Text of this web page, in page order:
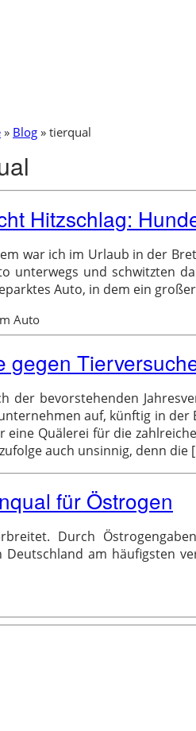
» Blog » tierqual
Hitzschlag:
war ich im Urlaub in der
unterwegs und schwitzten
Auto, in dem ein
gegen
der bevorstehenden
auf, künftig in der
eine Quälerei für die
auch unsinnig, denn die
für Östrogen
Durch
am häufigsten